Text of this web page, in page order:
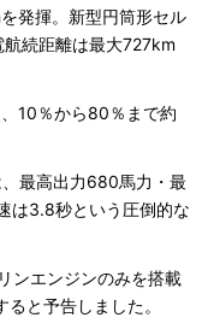
発揮。新型円筒形セル
続距離は最大727km
10％から80％まで約
最高出力680馬力・最
は3.8秒という圧倒的な
ンエンジンのみを搭載
と予告しました。